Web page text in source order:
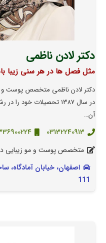
دکتر لادن ناظمی
مثل فصل ها در هر سنی زیبا
دکتر لادن ناظمی متخصص پوست و
در سال ۱۳۸۷ تحصیلات
آن…
03132240913
متخصص پوست و مو زیبایی
111